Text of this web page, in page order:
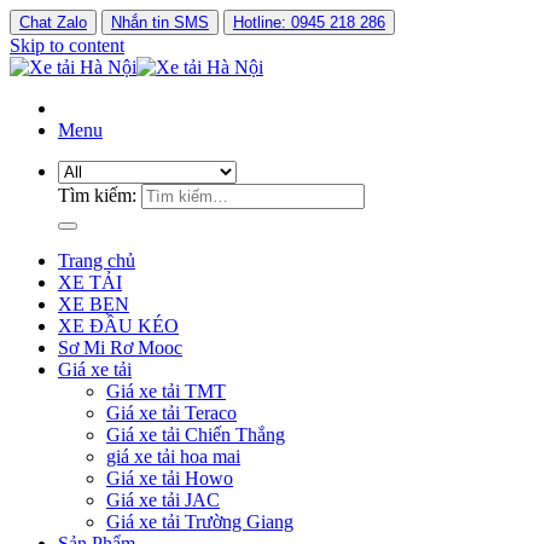
Chat Zalo Nhắn tin SMS Hotline: 0945 218 286
Skip to content
Menu
Tìm kiếm:
Trang chủ
XE TẢI
XE BEN
XE ĐẦU KÉO
Sơ Mi Rơ Mooc
Giá xe tải
Giá xe tải TMT
Giá xe tải Teraco
Giá xe tải Chiến Thắng
giá xe tải hoa mai
Giá xe tải Howo
Giá xe tải JAC
Giá xe tải Trường Giang